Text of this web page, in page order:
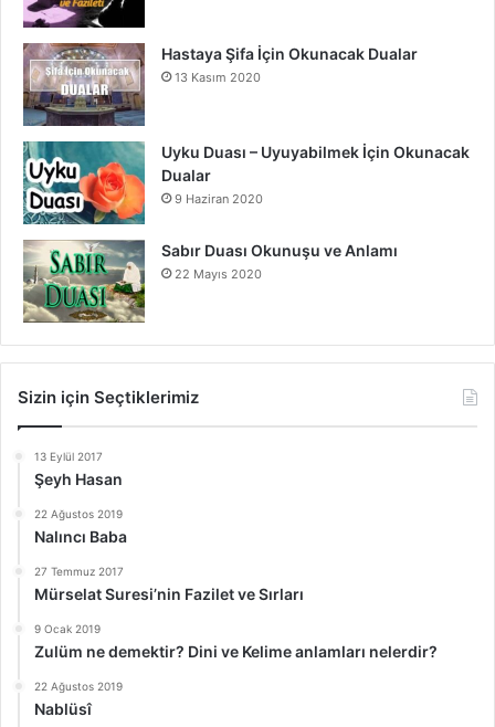
Hastaya Şifa İçin Okunacak Dualar
13 Kasım 2020
Uyku Duası – Uyuyabilmek İçin Okunacak
Dualar
9 Haziran 2020
Sabır Duası Okunuşu ve Anlamı
22 Mayıs 2020
Sizin için Seçtiklerimiz
13 Eylül 2017
Şeyh Hasan
22 Ağustos 2019
Nalıncı Baba
27 Temmuz 2017
Mürselat Suresi’nin Fazilet ve Sırları
9 Ocak 2019
Zulüm ne demektir? Dini ve Kelime anlamları nelerdir?
22 Ağustos 2019
Nablüsî